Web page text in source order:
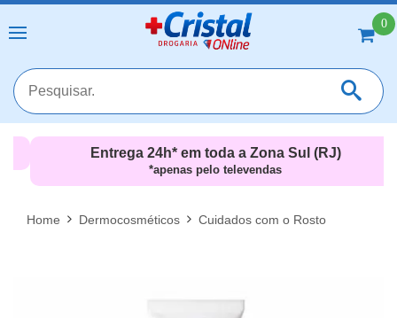
0
MAIS RESULTADOS FECHAR [X]
Entrega 24h* em toda a Zona Sul (RJ)
*apenas pelo televendas
Home Dermocosméticos Cuidados com o Rosto